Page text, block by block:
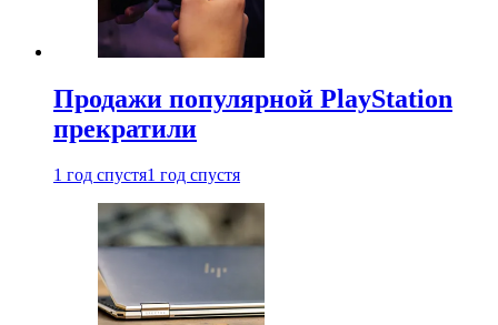
Продажи популярной PlayStation
прекратили
1 год спустя1 год спустя